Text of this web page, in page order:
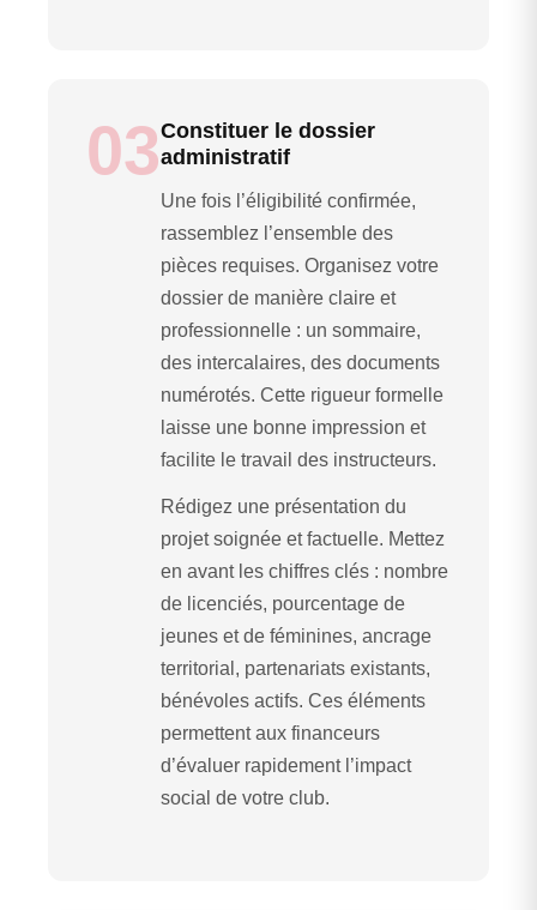
03Constituer le dossier
administratif
Une fois l’éligibilité confirmée,
rassemblez l’ensemble des
pièces requises. Organisez votre
dossier de manière claire et
professionnelle : un sommaire,
des intercalaires, des documents
numérotés. Cette rigueur formelle
laisse une bonne impression et
facilite le travail des instructeurs.
Rédigez une présentation du
projet soignée et factuelle. Mettez
en avant les chiffres clés : nombre
de licenciés, pourcentage de
jeunes et de féminines, ancrage
territorial, partenariats existants,
bénévoles actifs. Ces éléments
permettent aux financeurs
d’évaluer rapidement l’impact
social de votre club.